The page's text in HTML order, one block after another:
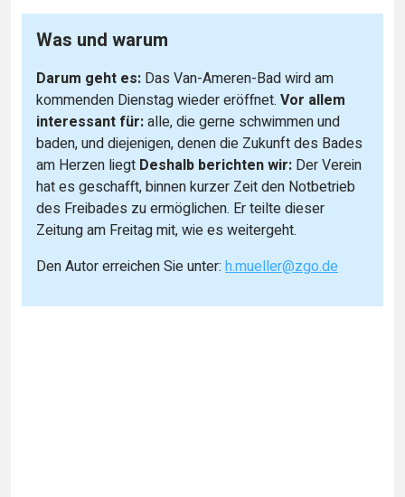
Was und warum
Darum geht es: Das Van-Ameren-Bad wird am
kommenden Dienstag wieder eröffnet. Vor allem
interessant für:alle, die gerne schwimmen und
baden, und diejenigen, denen die Zukunft des Bades
am Herzen liegt Deshalb berichten wir: Der Verein
hat es geschafft, binnen kurzer Zeit den Notbetrieb
des Freibades zu ermöglichen. Er teilte dieser
Zeitung am Freitag mit, wie es weitergeht.
Den Autor erreichen Sie unter: h.mueller@zgo.de